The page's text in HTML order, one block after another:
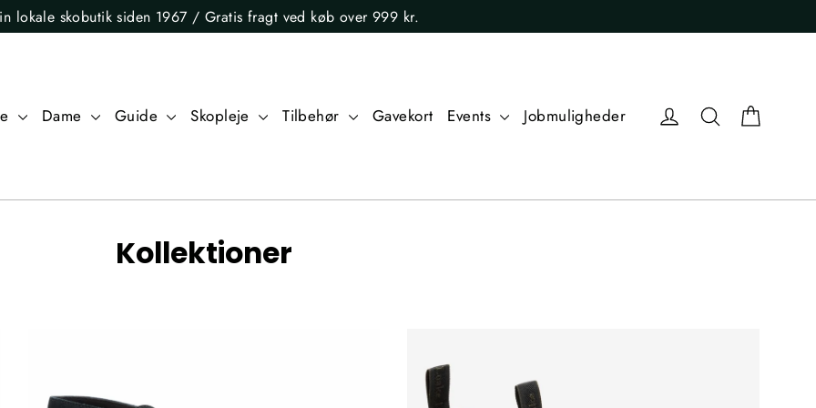
lokale skobutik siden 1967 / Gratis fragt ved køb over 999 kr.
Dame Guide Skopleje Tilbehør Gavekort Events Jobmuligheder Log ind Søg
Kollektioner